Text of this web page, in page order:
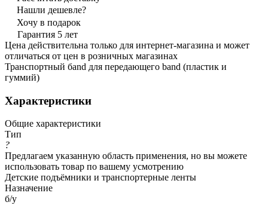
Нашли дешевле?
Хочу в подарок
Гарантия 5 лет
Цена действительна только для интернет-магазина и может
отличаться от цен в розничных магазинах
Транспортный бand для передающего band (пластик и
гуммий)
Характеристики
Общие характеристики
Тип
?
Предлагаем указанную область применения, но вы можете
использовать товар по вашему усмотрению
Детские подъёмники и транспортерные ленты
Назначение
б/у